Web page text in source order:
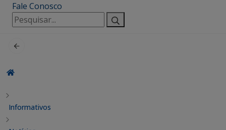
Fale Conosco
Pesquisar
por:
Informativos